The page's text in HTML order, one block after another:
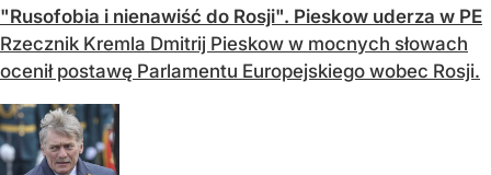
"Rusofobia i nienawiść do Rosji". Pieskow uderza w PE
Rzecznik Kremla Dmitrij Pieskow w mocnych słowach
ocenił postawę Parlamentu Europejskiego wobec Rosji.